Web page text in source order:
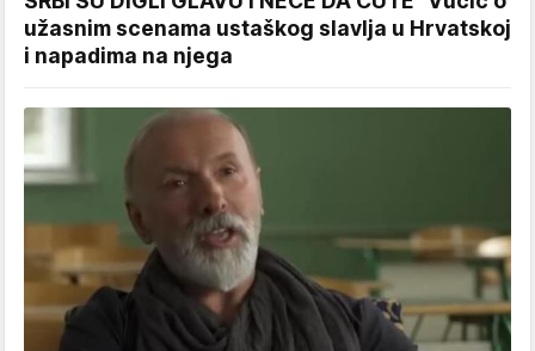
užasnim scenama ustaškog slavlja u Hrvatskoj
i napadima na njega